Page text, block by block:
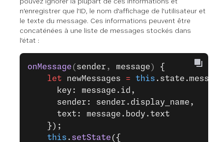
n'enregistrer que l'ID, le nom d'affichage de l'utilisateur et
le texte du message. Ces informations peuvent être
concaténées à une liste de messages stockés dans
l'état :
onMessage ( sender , message ) {
    let
newMessages = this
      key: message.id,
      sender: sender.display_name,
      text: message.body.text
    });
    this
. setState ({